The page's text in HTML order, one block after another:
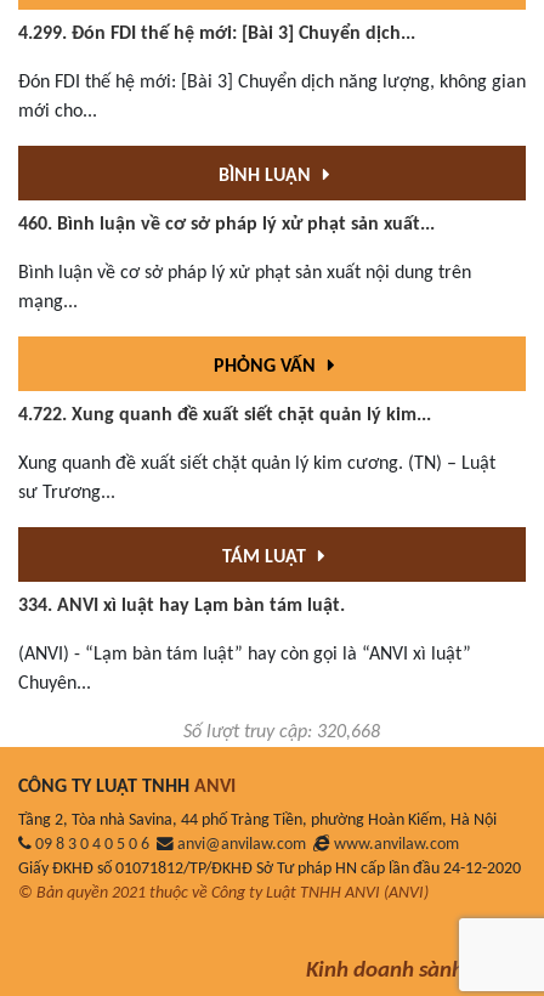
4.299. Đón FDI thế hệ mới: [Bài 3] Chuyển dịch...
Đón FDI thế hệ mới: [Bài 3] Chuyển dịch năng lượng, không gian
mới cho...
BÌNH LUẬN
460. Bình luận về cơ sở pháp lý xử phạt sản xuất...
Bình luận về cơ sở pháp lý xử phạt sản xuất nội dung trên
mạng...
PHỎNG VẤN
4.722. Xung quanh đề xuất siết chặt quản lý kim...
Xung quanh đề xuất siết chặt quản lý kim cương. (TN) – Luật
sư Trương...
TÁM LUẬT
334. ANVI xì luật hay Lạm bàn tám luật.
(ANVI) - “Lạm bàn tám luật” hay còn gọi là “ANVI xì luật”
Chuyên...
Số lượt truy cập: 320,668
CÔNG TY LUẬT TNHH ANVI
Tầng 2, Tòa nhà Savina, 44 phố Tràng Tiền, phường Hoàn Kiếm, Hà Nội
09 8 3 0 4 0 5 0 6
anvi@anvilaw.com
www.anvilaw.com
Giấy ĐKHĐ số 01071812/TP/ĐKHĐ Sở Tư pháp HN cấp lần đầu 24-12-2020
© Bản quyền 2021 thuộc về Công ty Luật TNHH ANVI (ANVI)
Kinh doanh sành luật!